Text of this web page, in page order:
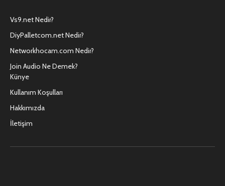
Vs9.net Nedir?
DiyPalletcom.net Nedir?
Networkhocam.com Nedir?
Join Audio Ne Demek?
Künye
Kullanım Koşulları
Hakkımızda
İletişim